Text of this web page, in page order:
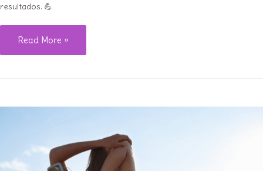
resultados. 💪
Qual
o
Read More »